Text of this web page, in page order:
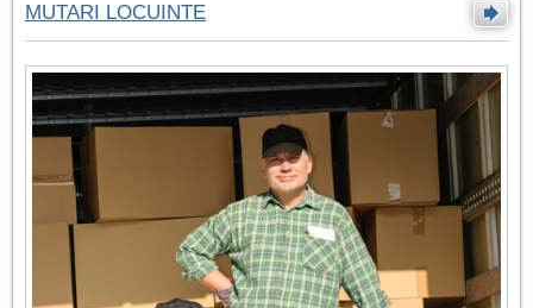
MUTARI LOCUINTE